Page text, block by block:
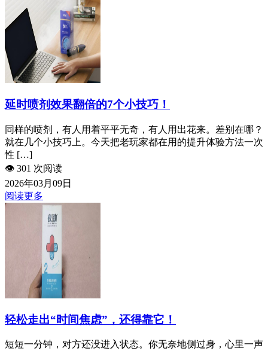
延时喷剂效果翻倍的7个小技巧！
同样的喷剂，有人用着平平无奇，有人用出花来。差别在哪？
就在几个小技巧上。今天把老玩家都在用的提升体验方法一次
性 […]
👁️ 301 次阅读
2026年03月09日
阅读更多
轻松走出“时间焦虑”，还得靠它！
短短一分钟，对方还没进入状态。你无奈地侧过身，心里一声